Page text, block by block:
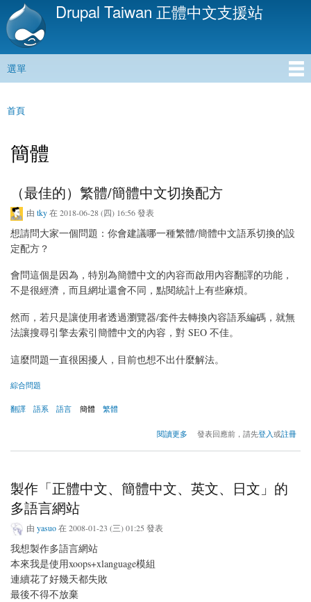
移
內
Drupal Taiwan 正體中文支援站
主選單
選單
您在這裡
首頁
簡體
（最佳的）繁體/簡體中文切換配方
由 tky在 2018-06-28 (四) 16:56 發表
想請問大家一個問題：你會建議哪一種繁體/簡體中文語系切換的設
定配方？
會問這個是因為，特別為簡體中文的內容而啟用內容翻譯的功能，
不是很經濟，而且網址還會不同，點閱統計上有些麻煩。
然而，若只是讓使用者透過瀏覽器/套件去轉換內容語系編碼，就無
法讓搜尋引擎去索引簡體中文的內容，對 SEO 不佳。
這麼問題一直很困擾人，目前也想不出什麼解法。
綜合問題
翻譯 語系 語言 簡體 繁體
閱讀更多 發表回應前，請先登入或註冊
製作「正體中文、簡體中文、英文、日文」的
多語言網站
由 yasuo在 2008-01-23 (三) 01:25 發表
我想製作多語言網站
本來我是使用xoops+xlanguage模組
連續花了好幾天都失敗
最後不得不放棄